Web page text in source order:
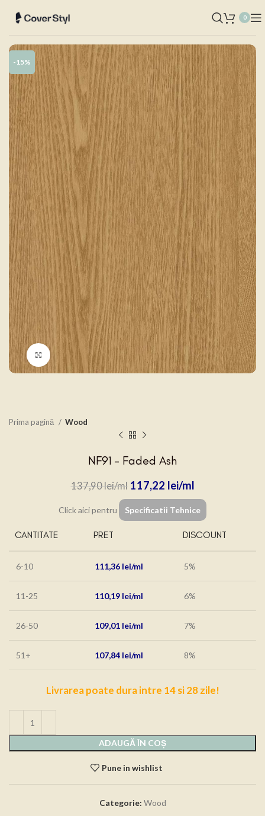
0
-15%
Click to enlarge
Prima pagină Wood
NF91 – Faded Ash
137,90lei 117,22 lei
Click aici pentru Specificatii Tehnice
CANTITATE PRET DISCOUNT
6-10 111,36 lei 5%
11-25 110,19 lei 6%
26-50 109,01 lei 7%
51+ 107,84 lei 8%
Livrarea poate dura intre 14 si 28 zile!
ADAUGĂ ÎN COȘ
Pune in wishlist
Categorie: Wood